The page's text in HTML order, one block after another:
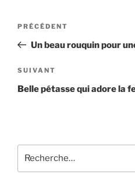
Navigation
l’article
Article
précédent
PRÉCÉDENT
Un beau rouquin pour
Article
suivant
SUIVANT
Belle pétasse qui adore la
pour